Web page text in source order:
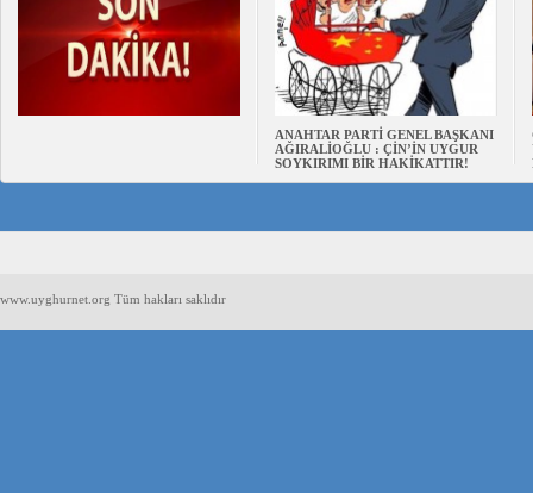
ANAHTAR PARTİ GENEL BAŞKANI
AĞIRALİOĞLU : ÇİN’İN UYGUR
SOYKIRIMI BİR HAKİKATTIR!
www.uyghurnet.org Tüm hakları saklıdır